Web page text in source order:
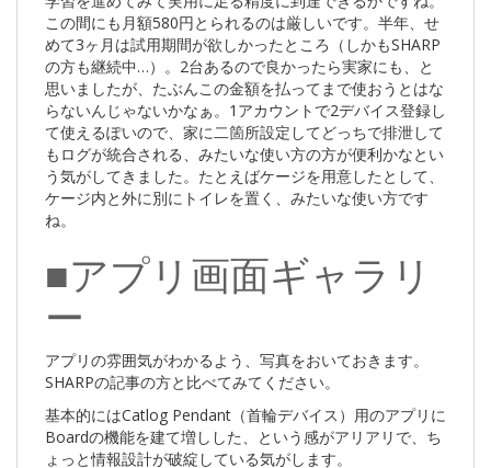
この間にも月額580円とられるのは厳しいです。半年、せ
めて3ヶ月は試用期間が欲しかったところ（しかもSHARP
の方も継続中…）。2台あるので良かったら実家にも、と
思いましたが、たぶんこの金額を払ってまで使おうとはな
らないんじゃないかなぁ。1アカウントで2デバイス登録し
て使えるぽいので、家に二箇所設定してどっちで排泄して
もログが統合される、みたいな使い方の方が便利かなとい
う気がしてきました。たとえばケージを用意したとして、
ケージ内と外に別にトイレを置く、みたいな使い方です
ね。
■アプリ画面ギャラリ
ー
アプリの雰囲気がわかるよう、写真をおいておきます。
SHARPの記事の方と比べてみてください。
基本的にはCatlog Pendant（首輪デバイス）用のアプリに
Boardの機能を建て増しした、という感がアリアリで、ち
ょっと情報設計が破綻している気がします。